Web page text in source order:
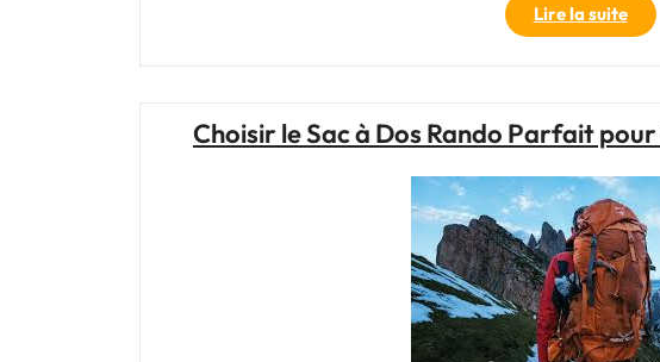
Lire la suite
la
Votre
de
Choisir le Sac à Dos Rando Parfait